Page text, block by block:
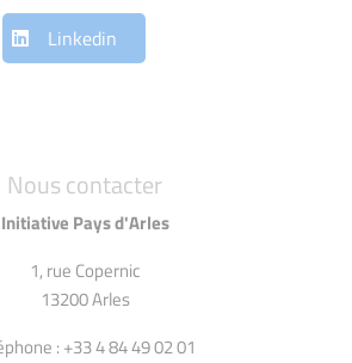
Nous contacter
Initiative Pays d'Arles
1, rue Copernic
13200 Arles
: +33 4 84 49 02 01
Linkedin